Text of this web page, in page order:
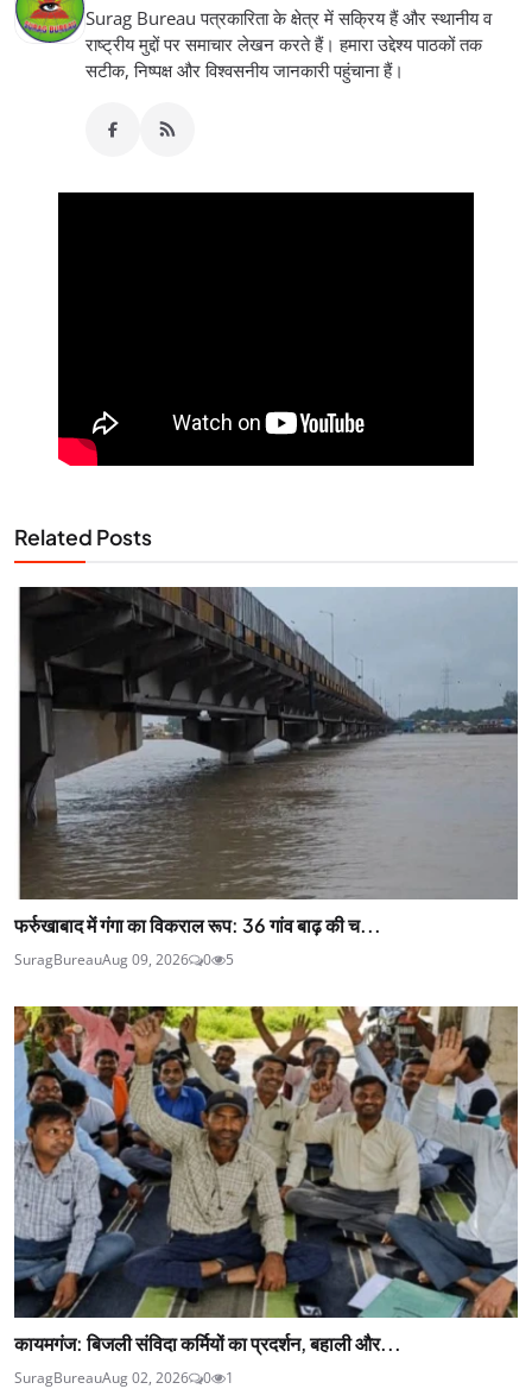
Surag Bureau पत्रकारिता के क्षेत्र में सक्रिय हैं और स्थानीय व
राष्ट्रीय मुद्दों पर समाचार लेखन करते हैं। हमारा उद्देश्य पाठकों तक
सटीक, निष्पक्ष और विश्वसनीय जानकारी पहुंचाना हैं।
Related Posts
फर्रुखाबाद में गंगा का विकराल रूप: 36 गांव बाढ़ की च...
SuragBureauAug 09, 2026 0 5
कायमगंज: बिजली संविदा कर्मियों का प्रदर्शन, बहाली और...
SuragBureauAug 02, 2026 0 1